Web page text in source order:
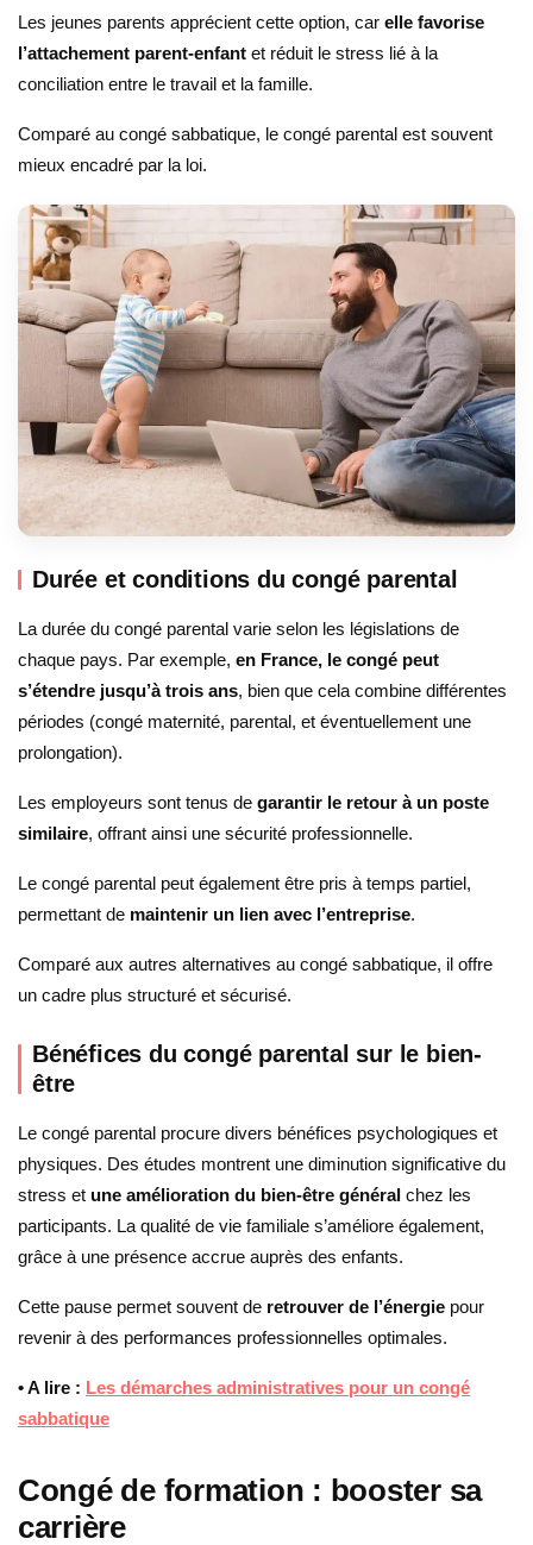
Les jeunes parents apprécient cette option, car elle favorise
l’attachement parent-enfant et réduit le stress lié à la
conciliation entre le travail et la famille.
Comparé au congé sabbatique, le congé parental est souvent
mieux encadré par la loi.
Durée et conditions du congé parental
La durée du congé parental varie selon les législations de
chaque pays. Par exemple, en France, le congé peut
s’étendre jusqu’à trois ans, bien que cela combine différentes
périodes (congé maternité, parental, et éventuellement une
prolongation).
Les employeurs sont tenus de garantir le retour à un poste
similaire, offrant ainsi une sécurité professionnelle.
Le congé parental peut également être pris à temps partiel,
permettant de maintenir un lien avec l’entreprise.
Comparé aux autres alternatives au congé sabbatique, il offre
un cadre plus structuré et sécurisé.
Bénéfices du congé parental sur le bien-
être
Le congé parental procure divers bénéfices psychologiques et
physiques. Des études montrent une diminution significative du
stress et une amélioration du bien-être général chez les
participants. La qualité de vie familiale s’améliore également,
grâce à une présence accrue auprès des enfants.
Cette pause permet souvent de retrouver de l’énergie pour
revenir à des performances professionnelles optimales.
• A lire : Les démarches administratives pour un congé
sabbatique
Congé de formation : booster sa
carrière